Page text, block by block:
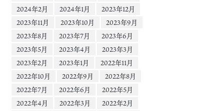
2024年2月
2024年1月
2023年12月
2023年11月
2023年10月
2023年9月
2023年8月
2023年7月
2023年6月
2023年5月
2023年4月
2023年3月
2023年2月
2023年1月
2022年11月
2022年10月
2022年9月
2022年8月
2022年7月
2022年6月
2022年5月
2022年4月
2022年3月
2022年2月